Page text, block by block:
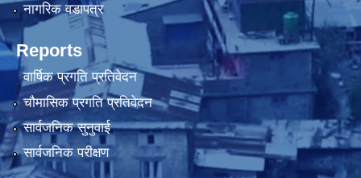
नागरिक वडापत्र
Reports
वार्षिक प्रगति प्रतिवेदन
चौमासिक प्रगति प्रतिवेदन
सार्वजनिक सुनुवाई
सार्वजनिक परीक्षण